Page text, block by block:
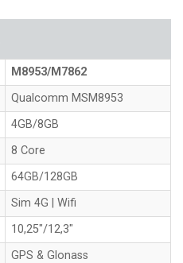
M8953/M7862
Qualcomm MSM8953
4GB/8GB
8 Core
64GB/128GB
Sim 4G | Wifi
10,25"/12,3"
GPS & Glonass